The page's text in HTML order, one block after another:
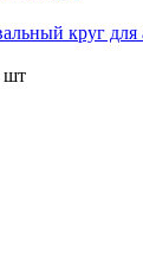
круг для
шт